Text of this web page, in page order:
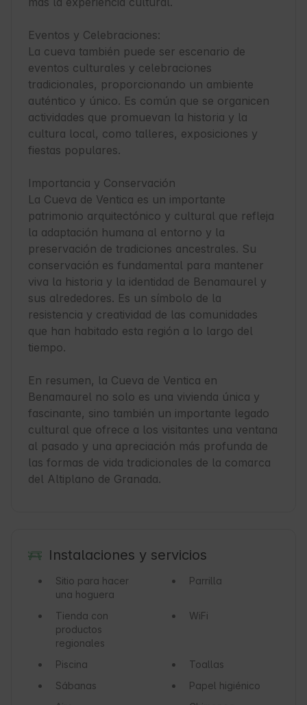
Eventos y Celebraciones:
La cueva también puede ser escenario de
eventos culturales y celebraciones
tradicionales, proporcionando un ambiente
auténtico y único. Es común que se organicen
actividades que promuevan la historia y la
cultura local, como talleres, exposiciones y
fiestas populares.
Importancia y Conservación
La Cueva de Ventica es un importante
patrimonio arquitectónico y cultural que refleja
la adaptación humana al entorno y la
preservación de tradiciones ancestrales. Su
conservación es fundamental para mantener
viva la historia y la identidad de Benamaurel y
sus alrededores. Es un símbolo de la
resistencia y creatividad de las comunidades
que han habitado esta región a lo largo del
tiempo.
En resumen, la Cueva de Ventica en
Benamaurel no solo es una vivienda única y
fascinante, sino también un importante legado
cultural que ofrece a los visitantes una ventana
al pasado y una apreciación más profunda de
las formas de vida tradicionales de la comarca
del Altiplano de Granada.
Instalaciones y servicios
Sitio para hacer
una hoguera
Parrilla
Tienda con
productos
regionales
WiFi
Piscina
Toallas
Sábanas
Papel higiénico